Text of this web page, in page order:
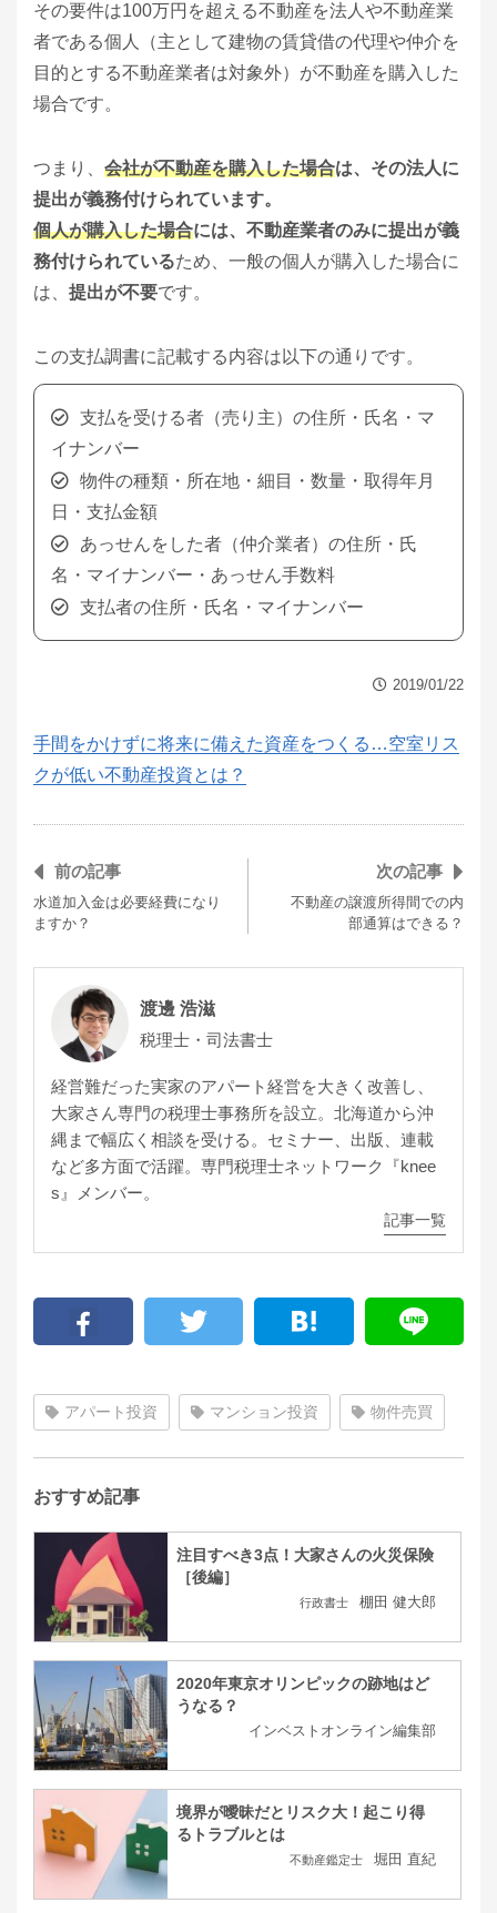
その要件は100万円を超える不動産を法人や不動産業
者である個人（主として建物の賃貸借の代理や仲介を
目的とする不動産業者は対象外）が不動産を購入した
場合です。
つまり、 会社が不動産を購入した場合は、その法人に
提出が義務付けられています。
個人が購入した場合には、不動産業者のみに提出が義
務付けられているため、一般の個人が購入した場合に
は、 提出が不要です。
この支払調書に記載する内容は以下の通りです。
支払を受ける者（売り主）の住所・氏名・マ
イナンバー
物件の種類・所在地・細目・数量・取得年月
日・支払金額
あっせんをした者（仲介業者）の住所・氏
名・マイナンバー・あっせん手数料
支払者の住所・氏名・マイナンバー
2019/01/22
手間をかけずに将来に備えた資産をつくる…空室リス
クが低い不動産投資とは？
前の記事
水道加入金は必要経費になり
ますか？
次の記事
不動産の譲渡所得間での内
部通算はできる？
渡邊 浩滋
税理士・司法書士
経営難だった実家のアパート経営を大きく改善し、
大家さん専門の税理士事務所を設立。北海道から沖
縄まで幅広く相談を受ける。セミナー、出版、連載
など多方面で活躍。専門税理士ネットワーク『knee
s』メンバー。
記事一覧
アパート投資 マンション投資 物件売買
おすすめ記事
注目すべき3点！大家さんの火災保険
［後編］
行政書士 棚田 健大郎
2020年東京オリンピックの跡地はど
うなる？
インベストオンライン編集部
境界が曖昧だとリスク大！起こり得
るトラブルとは
不動産鑑定士 堀田 直紀